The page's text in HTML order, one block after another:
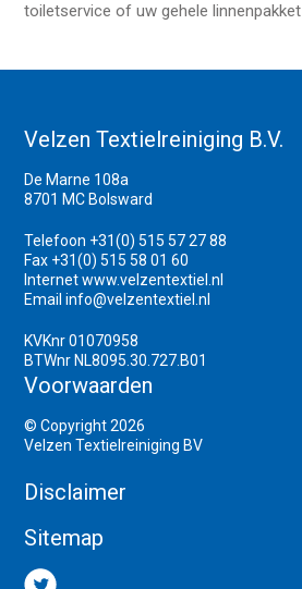
toiletservice of uw gehele linnenpakket
Velzen Textielreiniging B.V.
De Marne 108a
8701 MC Bolsward
Telefoon +31(0) 515 57 27 88
Fax +31(0) 515 58 01 60
Internetwww.velzentextiel.nl
Emailinfo@velzentextiel.nl
KVKnr 01070958
BTWnr NL8095.30.727.B01
Voorwaarden
© Copyright 2026
Velzen Textielreiniging BV
Disclaimer
Sitemap